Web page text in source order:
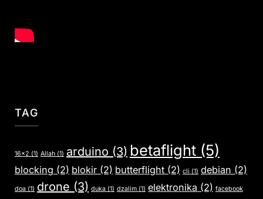
TAG
16x2 (1) Allah (1) arduino (3) betaflight (5)
blocking (2) blokir (2) butterflight (2) cli (1) debian (2)
doa (1) drone (3) duka (1) dzalim (1) elektronika (2) facebook